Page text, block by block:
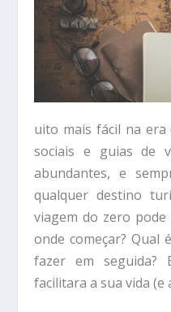
uito mais fácil na era
sociais e guias de
abundantes, e
qualquer destino
viagem do zero
onde começar? Qual
fazer em seguida?
facilitara a sua vida (e